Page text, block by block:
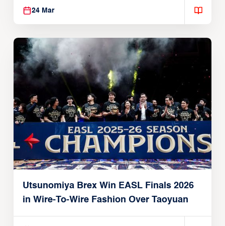
24 Mar
Utsunomiya Brex Win EASL Finals 2026
in Wire-To-Wire Fashion Over Taoyuan